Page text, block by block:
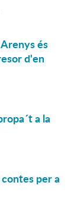
és
d'en
a la
per a